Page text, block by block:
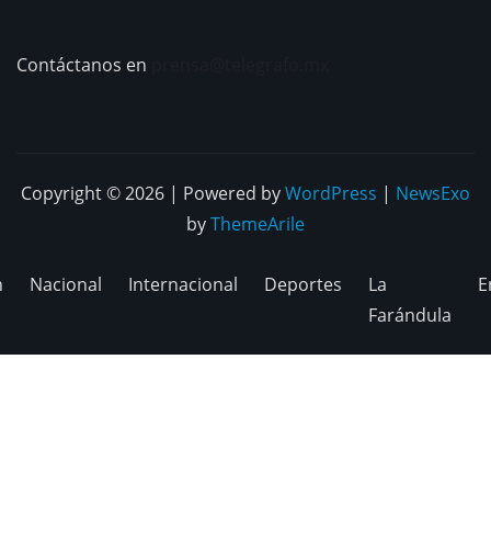
Contáctanos en
Copyright © 2026 | Powered byWordPress | NewsExo
byThemeArile
Nacional Internacional Deportes
La
Farándula